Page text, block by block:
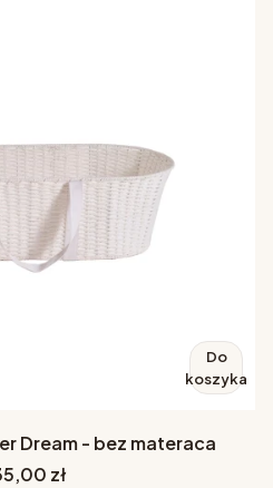
Do
koszyka
Dream - bez materaca
zł